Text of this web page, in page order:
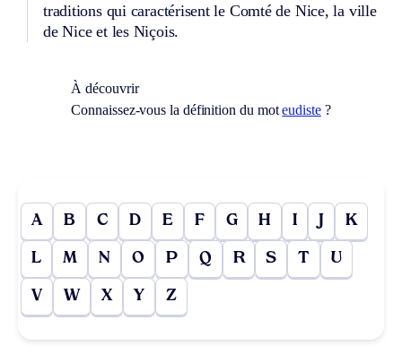
traditions qui caractérisent le Comté de Nice, la ville
de Nice et les Niçois.
À découvrir
Connaissez-vous la définition du moteudiste?
A B C D E F G H I J K
L M N O P Q R S T U
V W X Y Z